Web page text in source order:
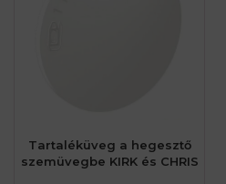
Tartaléküveg a hegesztő
szemüvegbe KIRK és CHRIS